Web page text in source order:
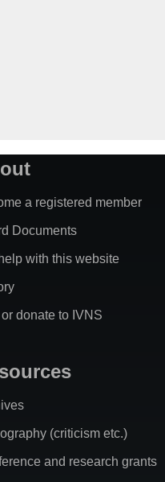
a registered member
Documents
with this website
donate to IVNS
(criticism etc.)
and research grants